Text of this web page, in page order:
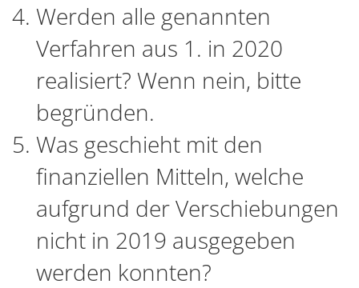
Werden alle genannten
Verfahren aus 1. in 2020
realisiert? Wenn nein, bitte
begründen.
Was geschieht mit den
finanziellen Mitteln, welche
aufgrund der Verschiebungen
nicht in 2019 ausgegeben
werden konnten?